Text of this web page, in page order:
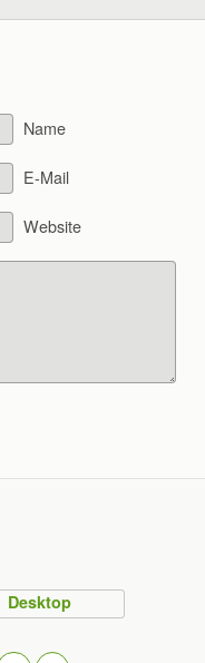
Name
E-Mail
Website
Desktop